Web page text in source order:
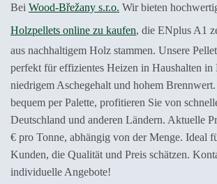
Bei Wood-Břežany s.r.o. Wir bieten
Holzpellets online zu kaufen, die ENplus A1
aus nachhaltigem Holz stammen. Unsere
perfekt für effizientes Heizen in Haushalten in
niedrigem Aschegehalt und hohem
bequem per Palette, profitieren Sie von
Deutschland und anderen Ländern. Aktuelle
€ pro Tonne, abhängig von der Menge. Ideal
Kunden, die Qualität und Preis schätzen.
individuelle Angebote!